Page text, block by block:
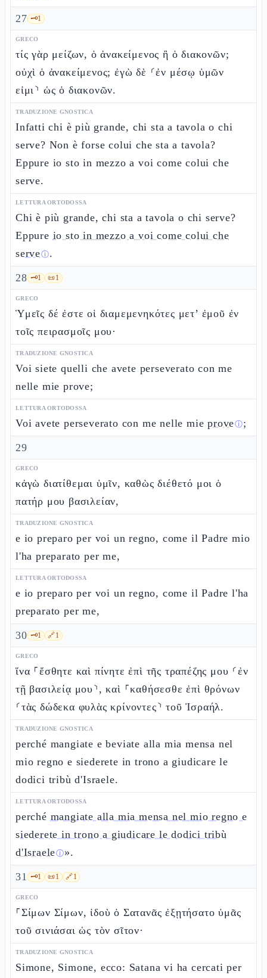
27 🗝️1
GRECO
τίς γὰρ μείζων, ὁ ἀνακείμενος ἢ ὁ διακονῶν;
οὐχὶ ὁ ἀνακείμενος; ἐγὼ δὲ ⸂ἐν μέσῳ ὑμῶν
εἰμι⸃ ὡς ὁ διακονῶν.
TRADUZIONE GNOSTICA
Infatti chi è più grande, chi sta a tavola o chi
serve? Non è forse colui che sta a tavola?
Eppure io sto in mezzo a voi come colui che
serve.
LETTURA ORTODOSSA
Chi è più grande, chi sta a tavola o chi serve?
Eppure io sto in mezzo a voi come colui che
serveⓘ.
28 🗝️1 📜1
GRECO
Ὑμεῖς δέ ἐστε οἱ διαμεμενηκότες μετ’ ἐμοῦ ἐν
τοῖς πειρασμοῖς μου·
TRADUZIONE GNOSTICA
Voi siete quelli che avete perseverato con me
nelle mie prove;
LETTURA ORTODOSSA
Voi avete perseverato con me nelle mieproveⓘ;
29
GRECO
κἀγὼ διατίθεμαι ὑμῖν, καθὼς διέθετό μοι ὁ
πατήρ μου βασιλείαν,
TRADUZIONE GNOSTICA
e io preparo per voi un regno, come il Padre mio
l'ha preparato per me,
LETTURA ORTODOSSA
e io preparo per voi un regno, come il Padre l'ha
preparato per me,
30 🗝️1 🔗1
GRECO
ἵνα ⸀ἔσθητε καὶ πίνητε ἐπὶ τῆς τραπέζης μου ⸂ἐν
τῇ βασιλείᾳ μου⸃, καὶ ⸀καθήσεσθε ἐπὶ θρόνων
⸂τὰς δώδεκα φυλὰς κρίνοντες⸃ τοῦ Ἰσραήλ.
TRADUZIONE GNOSTICA
perché mangiate e beviate alla mia mensa nel
mio regno e siederete in trono a giudicare le
dodici tribù d'Israele.
LETTURA ORTODOSSA
perché mangiate alla mia mensa nel mio regno e
siederete in trono a giudicare le dodici tribù
d'Israeleⓘ».
31 🗝️1 📜1 🔗1
GRECO
⸀Σίμων Σίμων, ἰδοὺ ὁ Σατανᾶς ἐξῃτήσατο ὑμᾶς
τοῦ σινιάσαι ὡς τὸν σῖτον·
TRADUZIONE GNOSTICA
Simone, Simone, ecco: Satana vi ha cercati per